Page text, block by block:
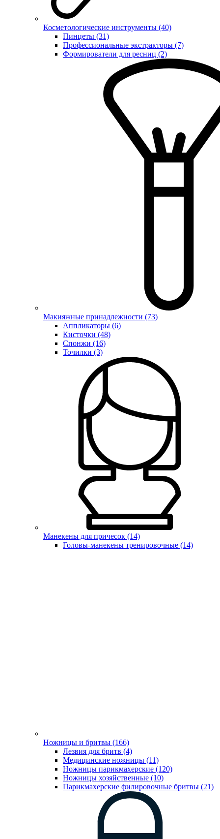
Косметологические инструменты (40)
Пинцеты (31)
Профессиональные экстракторы (7)
Формирователи для ресниц (2)
Макияжные принадлежности (73)
Аппликаторы (6)
Кисточки (48)
Спонжи (16)
Точилки (3)
Манекены для причесок (14)
Головы-манекены тренировочные (14)
Ножницы и бритвы (166)
Лезвия для бритв (4)
Медицинские ножницы (11)
Ножницы парикмахерские (120)
Ножницы хозяйственные (10)
Парикмахерские филировочные бритвы (21)